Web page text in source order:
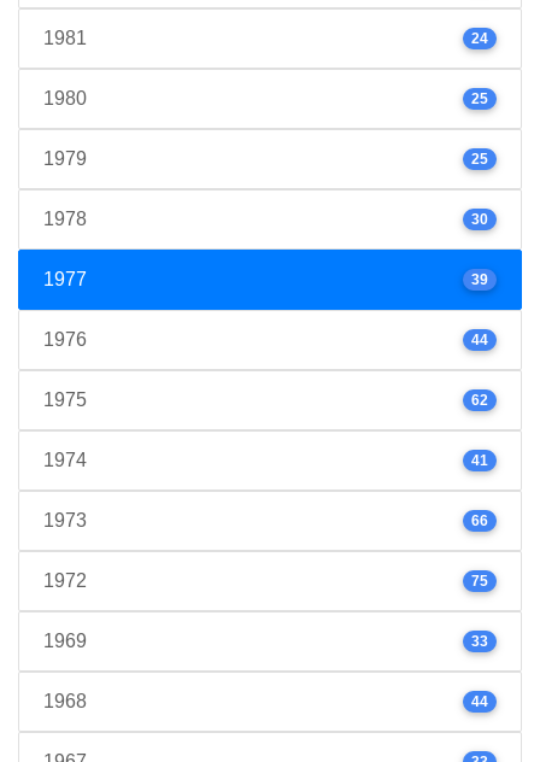
1981 24
1980 25
1979 25
1978 30
1977 39
1976 44
1975 62
1974 41
1973 66
1972 75
1969 33
1968 44